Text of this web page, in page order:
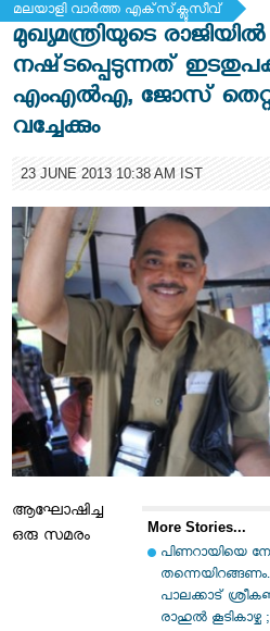
മലയാളി വാര്‍ത്ത എക്‌സ്‌ക്ലൂസീവ്
മുഖ്യമന്ത്രിയുടെ
നഷ്‌ടപ്പെടുന്നത്‌
എംഎല്‍എ, ജോസ്‌
വച്ചേക്കും
23 JUNE 2013 10:38 AM IST
More Stories...
പിണറായിയെ
പാലക്കാട്
രാഹുൽ
ആഘോഷിച്ച
ഒരു സമരം